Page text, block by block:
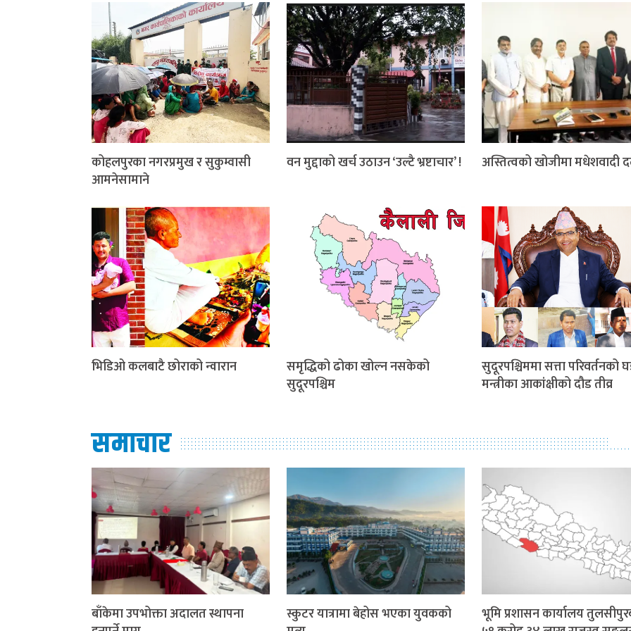
कोहलपुरका नगरप्रमुख र सुकुम्वासी
आमनेसामाने
वन मुद्दाको खर्च उठाउन ‘उल्टै भ्रष्टाचार’ ! अस्तित्वको खोजीमा मधेशवादी
भिडिओ कलबाटै छोराको न्वारान
समृद्धिको ढोका खोल्न नसकेको
सुदूरपश्चिम
सुदूरपश्चिममा सत्ता परिवर्तनको
मन्त्रीका आकांक्षीको दौड तीव्र
समाचार
बाँकेमा उपभोक्ता अदालत स्थापना
स्कुटर यात्रामा बेहोस भएका युवकको
भूमि प्रशासन कार्यालय